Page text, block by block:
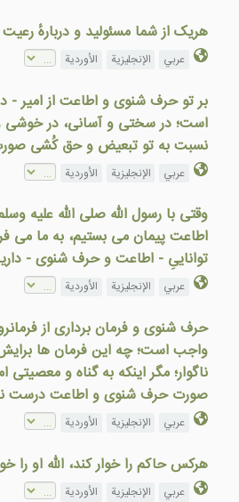
هریک از شما مسئولید و دربارهٔ
عربي الإنجليزية الأوردية
بر تو حرف شنوی و اطاعت از امير
است؛ در سختی و آسانی، در خوشی
نسبت به تو تبعيض و حق کُشی
عربي الإنجليزية الأوردية
وقتی با رسول الله صلى الله عليه
اطاعت پيمان می بستيم، به ما می
توانايیِ - اطاعت و حرف شنوی -
عربي الإنجليزية الأوردية
حرف شنوی و فرمان برداری از
واجب است؛ چه اين فرمان ها
ناگوار؛ مگر اينکه به گناه و معصيتی
صورت حرف شنوی و اطاعت درست
عربي الإنجليزية الأوردية
هرکس حاکم را خوار کند، الله او را
عربي الإنجليزية الأوردية